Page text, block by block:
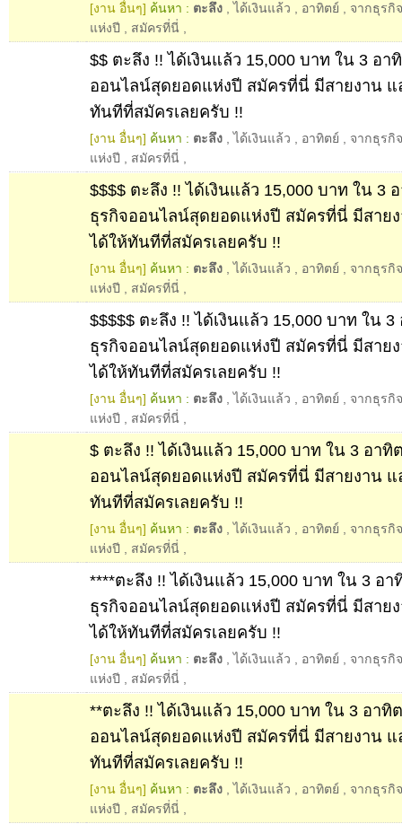
[งาน อื่นๆ] ค้นหา : ตะลึง ,ได้เงินแล้ว อาทิตย์
จากธุรกิ
แห่งปี
สมัครที่นี่
$$ ตะลึง !! ได้เงินแล้ว 15,000 บาท ใน 3 อา
ออนไลน์สุดยอดแห่งปี สมัครที่นี่ มีสายงาน แ
ทันทีที่สมัครเลยครับ !!
[งาน อื่นๆ] ค้นหา : ตะลึง ,ได้เงินแล้ว อาทิตย์
จากธุรกิ
แห่งปี
สมัครที่นี่
$$$$ ตะลึง !! ได้เงินแล้ว 15,000 บาท ใน 3
ธุรกิจออนไลน์สุดยอดแห่งปี สมัครที่นี่ มีสาย
ได้ให้ทันทีที่สมัครเลยครับ !!
[งาน อื่นๆ] ค้นหา : ตะลึง ,ได้เงินแล้ว อาทิตย์
จากธุรกิ
แห่งปี
สมัครที่นี่
$$$$$ ตะลึง !! ได้เงินแล้ว 15,000 บาท ใน
ธุรกิจออนไลน์สุดยอดแห่งปี สมัครที่นี่ มีสาย
ได้ให้ทันทีที่สมัครเลยครับ !!
[งาน อื่นๆ] ค้นหา : ตะลึง ,ได้เงินแล้ว อาทิตย์
จากธุรกิ
แห่งปี
สมัครที่นี่
$ ตะลึง !! ได้เงินแล้ว 15,000 บาท ใน 3 อาทิ
ออนไลน์สุดยอดแห่งปี สมัครที่นี่ มีสายงาน แ
ทันทีที่สมัครเลยครับ !!
[งาน อื่นๆ] ค้นหา : ตะลึง ,ได้เงินแล้ว อาทิตย์
จากธุรกิ
แห่งปี
สมัครที่นี่
****ตะลึง !! ได้เงินแล้ว 15,000 บาท ใน 3 อา
ธุรกิจออนไลน์สุดยอดแห่งปี สมัครที่นี่ มีสาย
ได้ให้ทันทีที่สมัครเลยครับ !!
[งาน อื่นๆ] ค้นหา : ตะลึง ,ได้เงินแล้ว อาทิตย์
จากธุรกิ
แห่งปี
สมัครที่นี่
**ตะลึง !! ได้เงินแล้ว 15,000 บาท ใน 3 อาทิ
ออนไลน์สุดยอดแห่งปี สมัครที่นี่ มีสายงาน แ
ทันทีที่สมัครเลยครับ !!
[งาน อื่นๆ] ค้นหา : ตะลึง ,ได้เงินแล้ว อาทิตย์
จากธุรกิ
แห่งปี
สมัครที่นี่